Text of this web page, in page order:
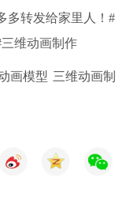
多转发给家里人！#
维动画制作
画模型 三维动画制